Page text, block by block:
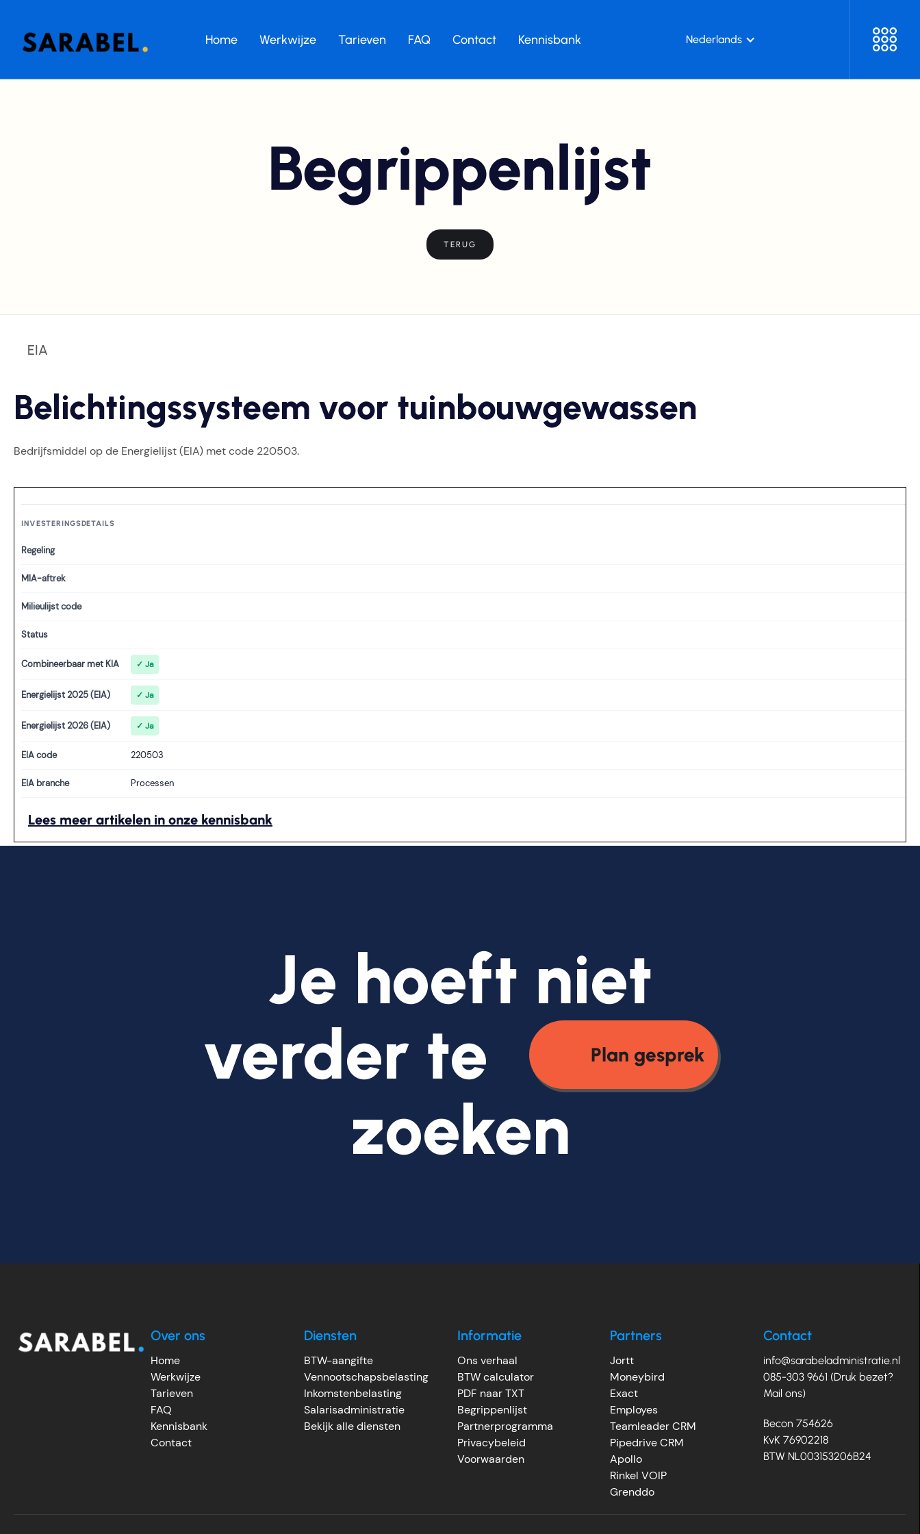
Home Werkwijze Tarieven FAQ Contact Kennisbank Nederlands
Begrippenlijst
TERUG
EIA
Belichtingssysteem voor tuinbouwgewassen
Bedrijfsmiddel op de Energielijst (EIA) met code 220503.
INVESTERINGSDETAILS
Regeling
MIA-aftrek
Milieulijst code
Status
Combineerbaar met KIA ✓ Ja
Energielijst 2025 (EIA) ✓ Ja
Energielijst 2026 (EIA) ✓ Ja
EIA code 220503
EIA branche Processen
Lees meer artikelen in onze kennisbank
Je hoeft niet
verder te
Plan gesprek
zoeken
Over ons
Home
Werkwijze
Tarieven
FAQ
Kennisbank
Contact
Diensten
BTW-aangifte
Vennootschapsbelasting
Inkomstenbelasting
Salarisadministratie
Bekijk alle diensten
Informatie
Ons verhaal
BTW calculator
PDF naar TXT
Begrippenlijst
Partnerprogramma
Privacybeleid
Voorwaarden
Partners
Jortt
Moneybird
Exact
Employes
Teamleader CRM
Pipedrive CRM
Apollo
Rinkel VOIP
Grenddo
Contact
info@sarabeladministratie.nl
085-303 9661 (Druk bezet?
Mail ons)
Becon 754626
KvK 76902218
BTW NL003153206B24